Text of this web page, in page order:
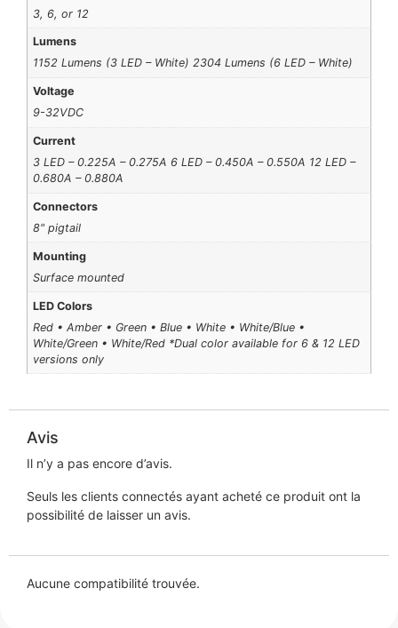
3, 6, or 12
Lumens
1152 Lumens (3 LED – White) 2304 Lumens (6 LED – White)
Voltage
9-32VDC
Current
3 LED – 0.225A – 0.275A 6 LED – 0.450A – 0.550A 12 LED –
0.680A – 0.880A
Connectors
8" pigtail
Mounting
Surface mounted
LED Colors
Red • Amber • Green • Blue • White • White/Blue •
White/Green • White/Red *Dual color available for 6 & 12 LED
versions only
Avis
Il n’y a pas encore d’avis.
Seuls les clients connectés ayant acheté ce produit ont la
possibilité de laisser un avis.
Aucune compatibilité trouvée.